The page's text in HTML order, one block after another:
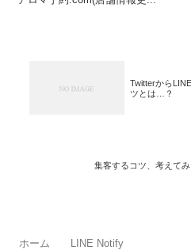
Twitterから
ツとは…？
集客するコツ、考えてみ
ホーム LINE Notify